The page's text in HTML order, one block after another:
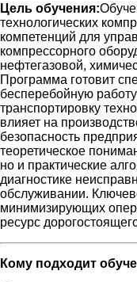
Цель обучения:
технологических
компетенций для
компрессорного
нефтегазовой,
Программа готовит
бесперебойную
транспортировку
влияет на
безопасность
теоретическое
но и практические
диагностике
обслуживании.
минимизирующих
ресурс
Кому подходит